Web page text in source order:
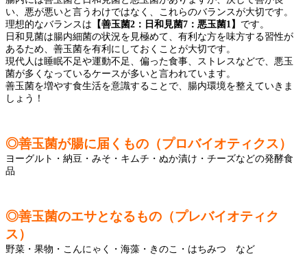
い、悪が悪いと言うわけではなく、これらのバランスが大切です。
理想的なバランスは 【善玉菌2：日和見菌7：悪玉菌1】 です。
日和見菌は腸内細菌の状況を見極めて、有利な方を味方する習性が
あるため、善玉菌を有利にしておくことが大切です。
現代人は睡眠不足や運動不足、偏った食事、ストレスなどで、悪玉
菌が多くなっているケースが多いと言われています。
善玉菌を増やす食生活を意識することで、腸内環境を整えていきま
しょう！
◎善玉菌が腸に届くもの（プロバイオティクス）
ヨーグルト・納豆・みそ・キムチ・ぬか漬け・チーズなどの発酵食
品
◎善玉菌のエサとなるもの（プレバイオティク
ス）
野菜・果物・こんにゃく・海藻・きのこ・はちみつ など